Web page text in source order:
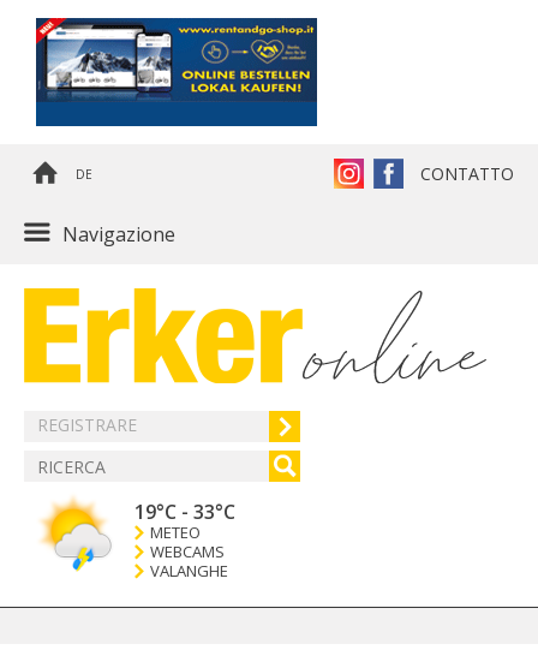
DE CONTATTO
Navigazione
REGISTRARE
19°C - 33°C
METEO
WEBCAMS
VALANGHE